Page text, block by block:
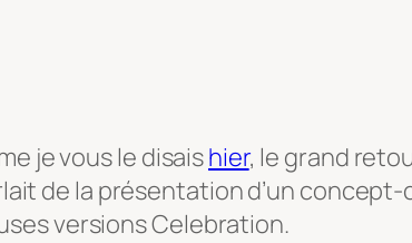
je vous le disaishier, le grand
de la présentation d’un
versions Celebration.